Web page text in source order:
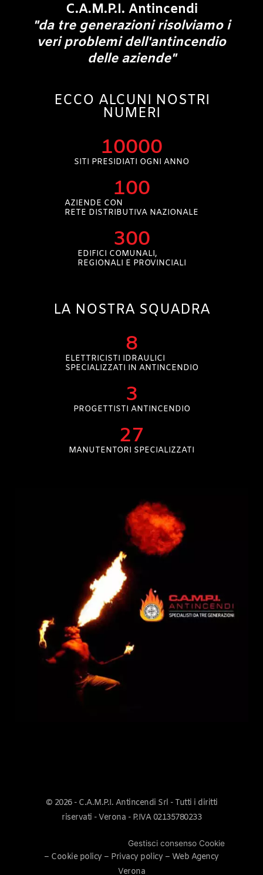
C.A.M.P.I. Antincendi
"da tre generazioni risolviamo i
veri problemi dell'antincendio
delle aziende"
ECCO ALCUNI NOSTRI
NUMERI
SITI PRESIDIATI OGNI ANNO
10000
AZIENDE CON
RETE DISTRIBUTIVA NAZIONALE
100
EDIFICI COMUNALI,
REGIONALI E PROVINCIALI
300
LA NOSTRA SQUADRA
ELETTRICISTI IDRAULICI
SPECIALIZZATI IN ANTINCENDIO
8
PROGETTISTI ANTINCENDIO
3
MANUTENTORI SPECIALIZZATI
27
© 2026 - C.A.M.P.I. Antincendi Srl - Tutti i diritti
riservati - Verona - P.IVA 02135780233
Gestisci consenso Cookie
– Cookie policy – Privacy policy – Web Agency
Verona